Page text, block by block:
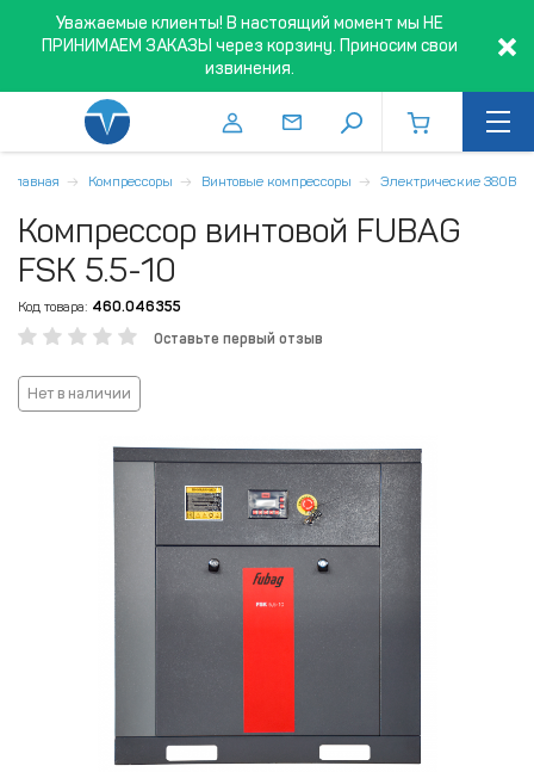
Уважаемые клиенты! В настоящий момент мы НЕ
ПРИНИМАЕМ ЗАКАЗЫ через корзину. Приносим свои
извинения.
Главная Компрессоры Винтовые компрессоры Электрические 380В
Компрессор винтовой FUBAG
FSK 5.5-10
Код товара: 460.046355
Оставьте первый отзыв
Нет в наличии